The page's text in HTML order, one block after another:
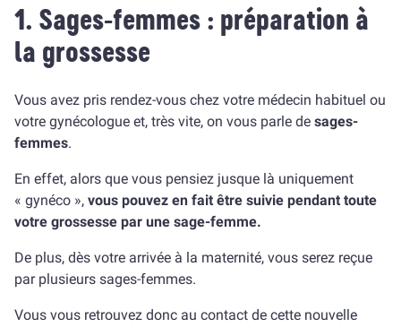
1. Sages-femmes : préparation à
la grossesse
Vous avez pris rendez-vous chez votre médecin habituel ou
votre gynécologue et, très vite, on vous parle de sages-
femmes.
En effet, alors que vous pensiez jusque là uniquement
« gynéco », vous pouvez en fait être suivie pendant toute
votre grossesse par une sage-femme.
De plus, dès votre arrivée à la maternité, vous serez reçue
par plusieurs sages-femmes.
Vous vous retrouvez donc au contact de cette nouvelle